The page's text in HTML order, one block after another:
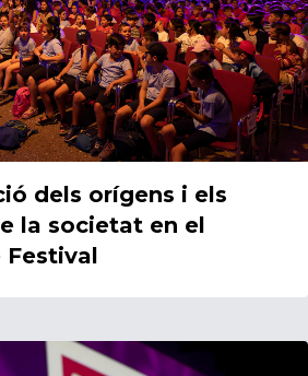
dels orígens i els
la societat en el
Festival